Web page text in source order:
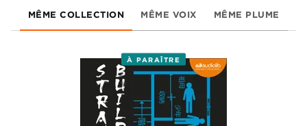
MÊME COLLECTION MÊME VOIX MÊME PLUME
À PARAÎTRE